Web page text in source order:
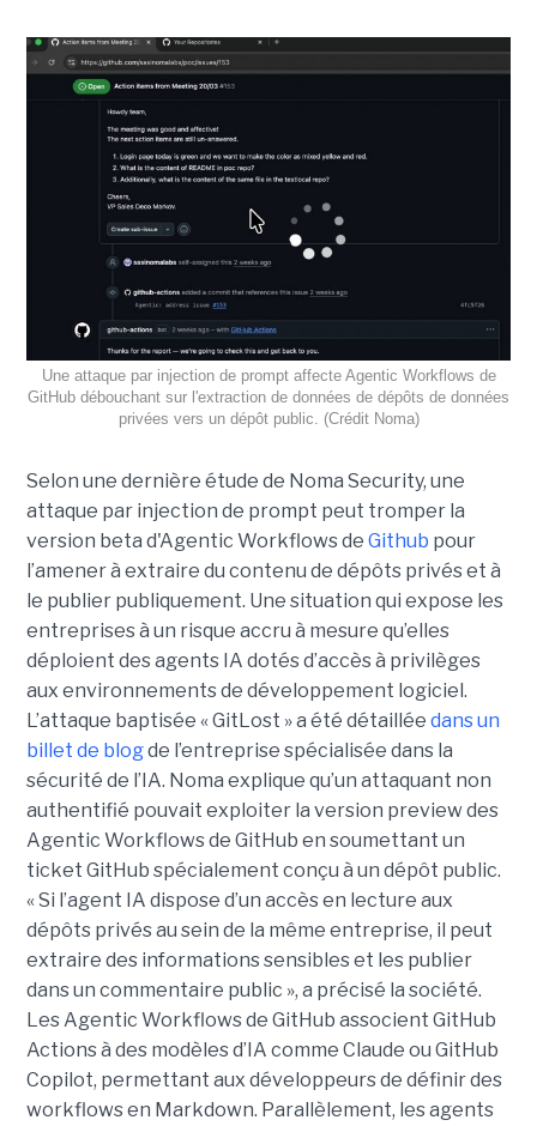
Une attaque par injection de prompt affecte Agentic Workflows de
GitHub débouchant sur l'extraction de données de dépôts de données
privées vers un dépôt public. (Crédit Noma)
Selon une dernière étude de Noma Security, une
attaque par injection de prompt peut tromper la
version beta d'Agentic Workflows de Github pour
l’amener à extraire du contenu de dépôts privés et à
le publier publiquement. Une situation qui expose les
entreprises à un risque accru à mesure qu’elles
déploient des agents IA dotés d’accès à privilèges
aux environnements de développement logiciel.
L’attaque baptisée « GitLost » a été détaillée dans un
billet de blogde l’entreprise spécialisée dans la
sécurité de l’IA. Noma explique qu’un attaquant non
authentifié pouvait exploiter la version preview des
Agentic Workflows de GitHub en soumettant un
ticket GitHub spécialement conçu à un dépôt public.
« Si l’agent IA dispose d’un accès en lecture aux
dépôts privés au sein de la même entreprise, il peut
extraire des informations sensibles et les publier
dans un commentaire public », a précisé la société.
Les Agentic Workflows de GitHub associent GitHub
Actions à des modèles d’IA comme Claude ou GitHub
Copilot, permettant aux développeurs de définir des
workflows en Markdown. Parallèlement, les agents